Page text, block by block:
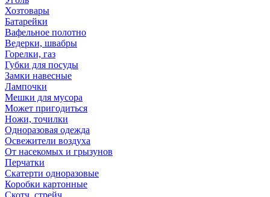
Хозтовары
Батарейки
Вафельное полотно
Ведерки, швабры
Горелки, газ
Губки для посуды
Замки навесные
Лампочки
Мешки для мусора
Может пригодиться
Ножи, точилки
Одноразовая одежда
Освежители воздуха
От насекомых и грызунов
Перчатки
Скатерти одноразовые
Коробки картонные
Скотч, стрейч